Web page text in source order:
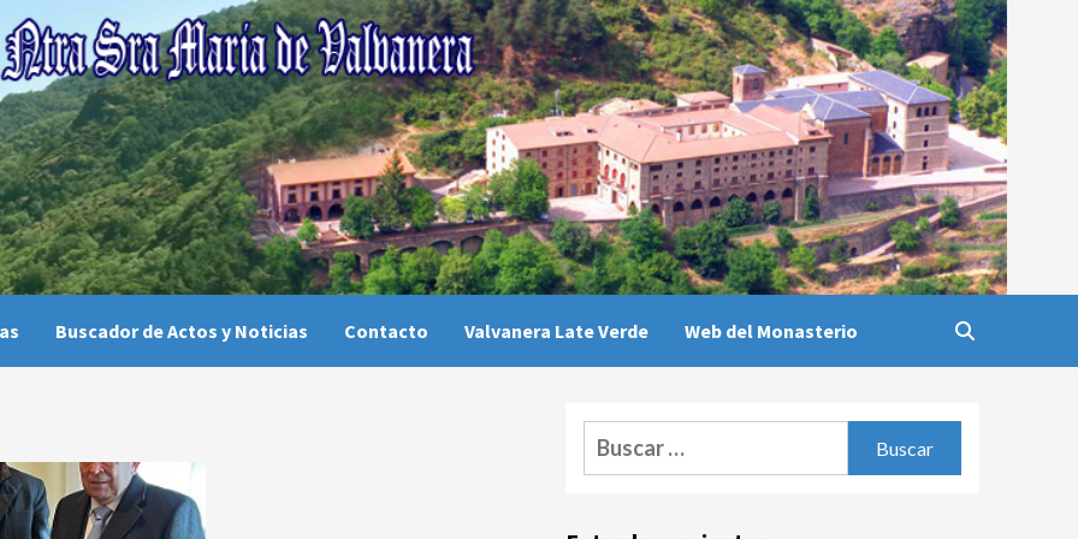
Buscador de Actos y Noticias Contacto Valvanera Late Verde Web del Monasterio
Buscar: